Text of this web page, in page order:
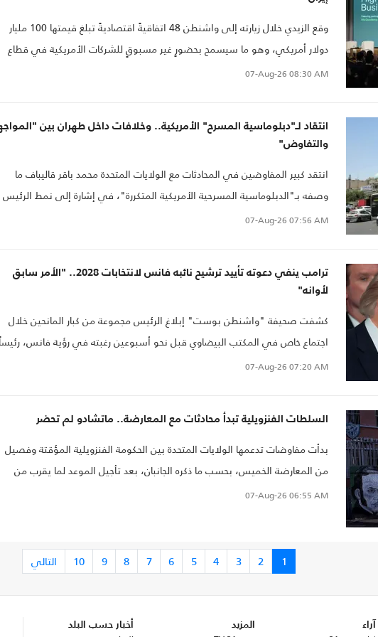
وقع الزيدي خلال زيارته إلى واشنطن 48 اتفاقيةً اقتصاديةً تبلغ قيمتها 100 مليار
دولار أمريكي، وهو ما سيسمح بحضورٍ غير مسبوقٍ للشركات الأمريكية في قطاع
النفط والغاز وقطاع الكهرباء في العراق.
07-Aug-26 08:30 AM
انتقاد لـ"دبلوماسية المسرح" الأمريكية.. وخلافات داخل طهران بين
والتفاوض"
انتقد كبير المفاوضين في المحادثات مع الولايات المتحدة محمد باقر قاليباف ما
وصفه بـ"الدبلوماسية المسرحية الأمريكية المتكررة"، في إشارة إلى نمط الرئيس
دونالد ترامب المتمثل في الإعلان عن الهجمات ثم إلغائها لاحقاً.
07-Aug-26 07:56 AM
ترامب ينفي دعوته تأييد ترشيح نائبه فانس لانتخابات 2028.. "الأمر سابق
لأوانه"
كشفت صحيفة "واشنطن بوست" إبلاغ الرئيس مجموعة من كبار المانحين خلال
اجتماع خاص في المكتب البيضاوي قبل نحو أسبوعين رغبته في رؤية فانس،
للولايات المتحدة في انتخابات عام 2028
07-Aug-26 07:20 AM
السلطات الفنزويلية تبدأ محادثات مع المعارضة.. ماتشادو لم تحضر
بدأت مفاوضات تدعمها الولايات المتحدة بين الحكومة الفنزويلية المؤقتة وفصيل
من المعارضة الخميس، بحسب ما ذكره الجانبان، بعد تأجيل الموعد لما يقرب من
أسبوع.
07-Aug-26 06:55 AM
1
2
3
4
5
6
7
8
9
10 التالي
آراء المزيد أخبار حسب البلد